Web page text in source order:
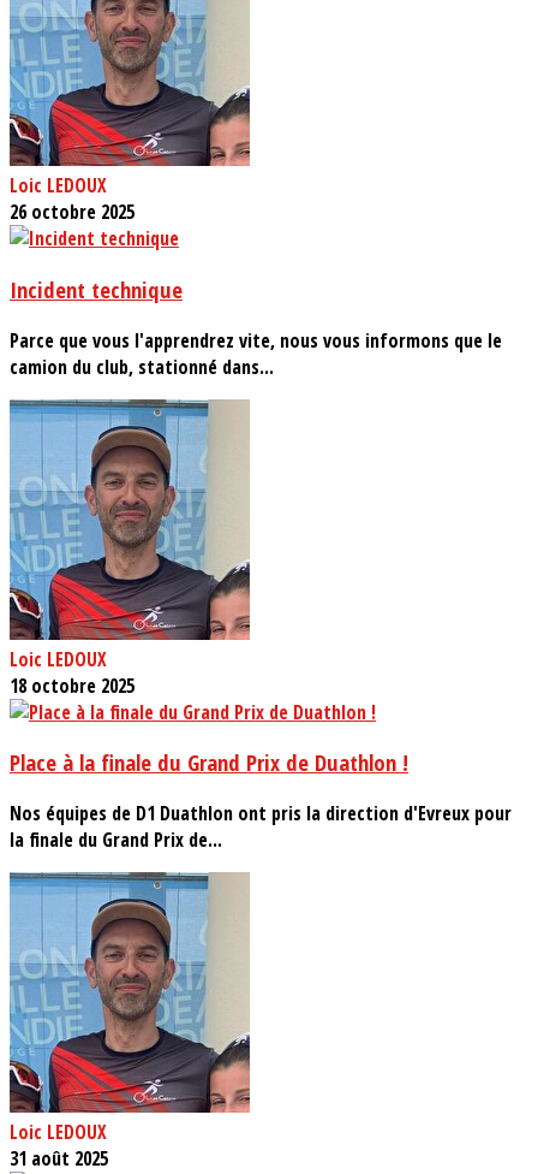
Loic LEDOUX
26 octobre 2025
Incident technique
Parce que vous l'apprendrez vite, nous vous informons que le
camion du club, stationné dans...
Loic LEDOUX
18 octobre 2025
Place à la finale du Grand Prix de Duathlon !
Nos équipes de D1 Duathlon ont pris la direction d'Evreux pour
la finale du Grand Prix de...
Loic LEDOUX
31 août 2025